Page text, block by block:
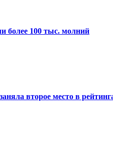
более 100 тыс. молний
второе место в